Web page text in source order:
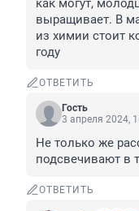
как могут,
выращивает. В
из химии стоит
году
ОТВЕТИТЬ
Гость
3 апреля 2024,
Не только же
подсвечивают в
ОТВЕТИТЬ